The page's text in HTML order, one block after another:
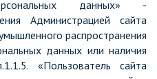
данных» -
Администрацией сайта
распространения
данных или наличия
«Пользователь сайта